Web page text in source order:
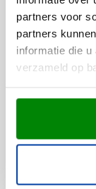
partners voor
partners
informatie die
verzameld op
Gratis
bedrukte
Wil je weten
voor
Let op: deze
op=op
voor je